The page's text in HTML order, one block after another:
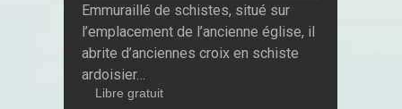
Emmuraillé de schistes, situé sur
l’emplacement de l’ancienne église, il
abrite d’anciennes croix en schiste
ardoisier…
Libre gratuit